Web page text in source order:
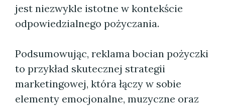
jest niezwykle istotne w kontekście
odpowiedzialnego pożyczania.
Podsumowując, reklama bocian pożyczki
to przykład skutecznej strategii
marketingowej, która łączy w sobie
elementy emocjonalne, muzyczne oraz